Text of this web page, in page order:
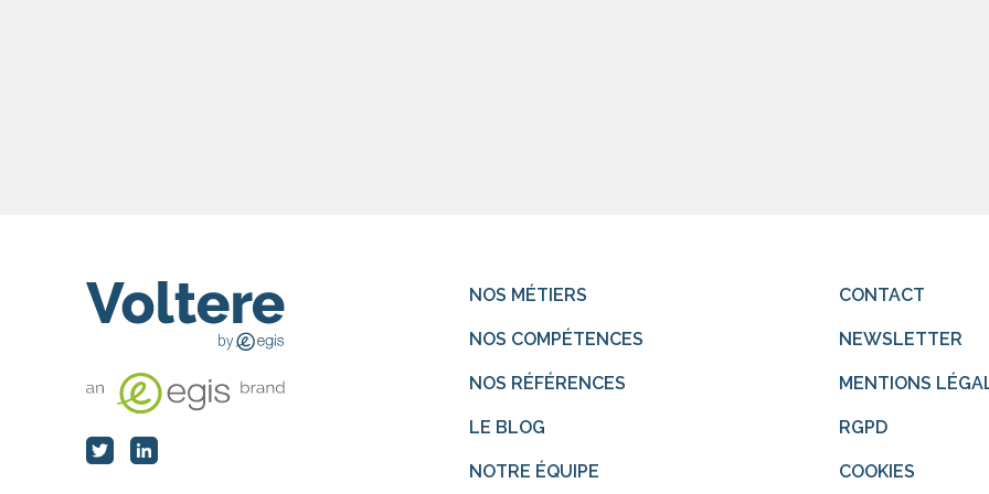
NOS MÉTIERS
NOS COMPÉTENCES
NOS RÉFÉRENCES
LE BLOG
NOTRE ÉQUIPE
CONTACT
NEWSLETTER
MENTIONS
RGPD
COOKIES